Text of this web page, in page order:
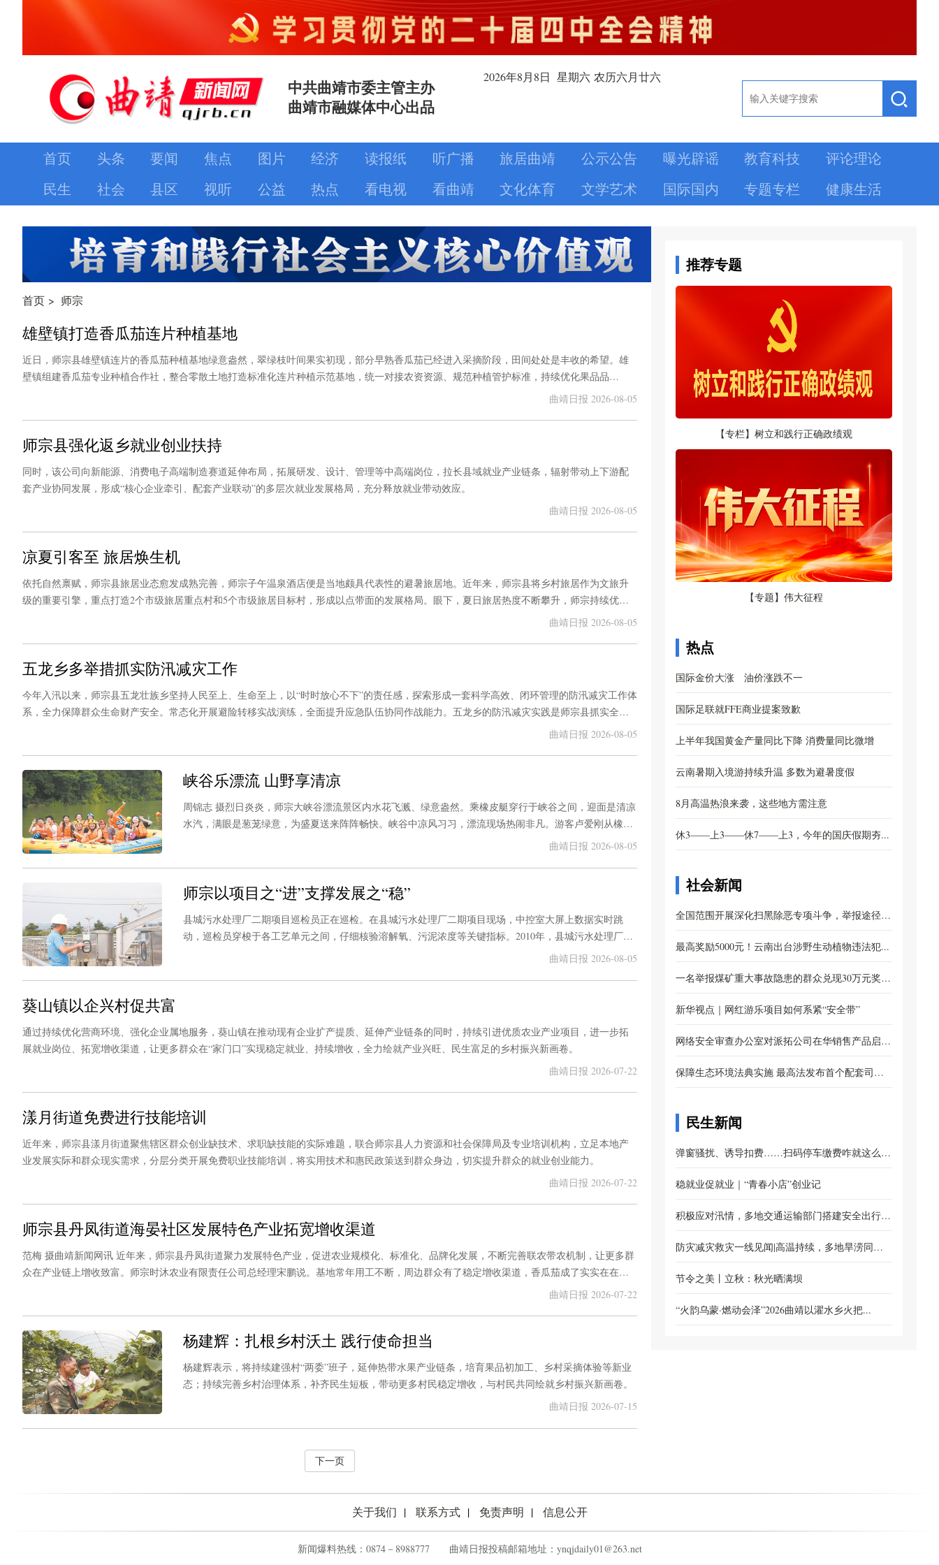
中共曲靖市委主管主办
曲靖市融媒体中心出品
2026年8月8日 星期六 农历六月廿六
首页 头条 要闻 焦点 图片 经济 读报纸 听广播 旅居曲靖 公示公告 曝光辟谣 教育科技
评论理论
民生
社会 县区 视听 公益 热点 看电视 看曲靖 文化体育 文学艺术 国际国内 专题专栏 健康生活
首页 > 师宗
雄壁镇打造香瓜茄连片种植基地
近日，师宗县雄壁镇连片的香瓜茄种植基地绿意盎然，翠绿枝叶间果实初现，部分早熟香瓜茄已经进入采摘阶段，田间处处是丰收的希望。雄
壁镇组建香瓜茄专业种植合作社，整合零散土地打造标准化连片种植示范基地，统一对接农资资源、规范种植管护标准，持续优化果品品
质。“合作社整合土地、劳务、农资、销售等各类资源，解决农户土地零散、缺技术、销路难等问题。”统一育苗、统一收购的模式，让农户能安
曲靖日报 2026-08-05
师宗县强化返乡就业创业扶持
同时，该公司向新能源、消费电子高端制造赛道延伸布局，拓展研发、设计、管理等中高端岗位，拉长县域就业产业链条，辐射带动上下游配
套产业协同发展，形成“核心企业牵引、配套产业联动”的多层次就业发展格局，充分释放就业带动效应。
曲靖日报 2026-08-05
凉夏引客至 旅居焕生机
依托自然禀赋，师宗县旅居业态愈发成熟完善，师宗子午温泉酒店便是当地颇具代表性的避暑旅居地。近年来，师宗县将乡村旅居作为文旅升
级的重要引擎，重点打造2个市级旅居重点村和5个市级旅居目标村，形成以点带面的发展格局。眼下，夏日旅居热度不断攀升，师宗持续优化
文旅业态、完善旅居配套，不断激活清凉旅居经济活力，以文旅融合发展助力群众增收，让乡村旅居成为带动地方经济发展的特色优势产业。
曲靖日报 2026-08-05
五龙乡多举措抓实防汛减灾工作
今年入汛以来，师宗县五龙壮族乡坚持人民至上、生命至上，以“时时放心不下”的责任感，探索形成一套科学高效、闭环管理的防汛减灾工作体
系，全力保障群众生命财产安全。常态化开展避险转移实战演练，全面提升应急队伍协同作战能力。五龙乡的防汛减灾实践是师宗县抓实全域
曲靖日报 2026-08-05
峡谷乐漂流 山野享清凉
周锦志 摄烈日炎炎，师宗大峡谷漂流景区内水花飞溅、绿意盎然。乘橡皮艇穿行于峡谷之间，迎面是清凉
水汽，满眼是葱茏绿意，为盛夏送来阵阵畅快。峡谷中凉风习习，漂流现场热闹非凡。游客卢爱刚从橡皮
艇上下来，浑身湿透却满脸笑意。师宗大峡谷漂流旅游服务有限公司负责人张登锋说，自5月开漂以来，
曲靖日报 2026-08-05
师宗以项目之“进”支撑发展之“稳”
县城污水处理厂二期项目巡检员正在巡检。在县城污水处理厂二期项目现场，中控室大屏上数据实时跳
动，巡检员穿梭于各工艺单元之间，仔细核验溶解氧、污泥浓度等关键指标。2010年，县城污水处理厂一
期投入使用，工程采用CASS 工艺。师宗浩博水务有限公司污水处理厂厂长张茂彬说。随着工作专班持续
曲靖日报 2026-08-05
葵山镇以企兴村促共富
通过持续优化营商环境、强化企业属地服务，葵山镇在推动现有企业扩产提质、延伸产业链条的同时，持续引进优质农业产业项目，进一步拓
展就业岗位、拓宽增收渠道，让更多群众在“家门口”实现稳定就业、持续增收，全力绘就产业兴旺、民生富足的乡村振兴新画卷。
曲靖日报 2026-07-22
漾月街道免费进行技能培训
近年来，师宗县漾月街道聚焦辖区群众创业缺技术、求职缺技能的实际难题，联合师宗县人力资源和社会保障局及专业培训机构，立足本地产
业发展实际和群众现实需求，分层分类开展免费职业技能培训，将实用技术和惠民政策送到群众身边，切实提升群众的就业创业能力。
曲靖日报 2026-07-22
师宗县丹凤街道海晏社区发展特色产业拓宽增收渠道
范梅 摄曲靖新闻网讯 近年来，师宗县丹凤街道聚力发展特色产业，促进农业规模化、标准化、品牌化发展，不断完善联农带农机制，让更多群
众在产业链上增收致富。师宗时沐农业有限责任公司总经理宋鹏说。基地常年用工不断，周边群众有了稳定增收渠道，香瓜茄成了实实在在
曲靖日报 2026-07-22
杨建辉：扎根乡村沃土 践行使命担当
杨建辉表示，将持续建强村“两委”班子，延伸热带水果产业链条，培育果品初加工、乡村采摘体验等新业
态；持续完善乡村治理体系，补齐民生短板，带动更多村民稳定增收，与村民共同绘就乡村振兴新画卷。
曲靖日报 2026-07-15
下一页
推荐专题
【专栏】树立和践行正确政绩观
【专题】伟大征程
热点
国际金价大涨 油价涨跌不一
国际足联就FFE商业提案致歉
上半年我国黄金产量同比下降 消费量同比微增
云南暑期入境游持续升温 多数为避暑度假
8月高温热浪来袭，这些地方需注意
休3——上3——休7——上3，今年的国庆假期夯...
社会新闻
全国范围开展深化扫黑除恶专项斗争，举报途径公
布...
最高奖励5000元！云南出台涉野生动植物违法犯...
一名举报煤矿重大事故隐患的群众兑现30万元奖
励...
新华视点｜网红游乐项目如何系紧“安全带”
网络安全审查办公室对派拓公司在华销售产品启动
网...
保障生态环境法典实施 最高法发布首个配套司法
民生新闻
弹窗骚扰、诱导扣费……扫码停车缴费咋就这么
难？...
稳就业促就业｜“青春小店”创业记
积极应对汛情，多地交通运输部门搭建安全出行防
线...
防灾减灾救灾一线见闻|高温持续，多地旱涝同防
保...
节令之美丨立秋：秋光晒满坝
“火韵乌蒙·燃动会泽”2026曲靖以濯水乡火把...
关于我们 联系方式 免责声明 信息公开
新闻爆料热线：0874－8988777 ‌‌ ‌曲靖日报投稿邮箱地址：ynqjdaily01@263.net